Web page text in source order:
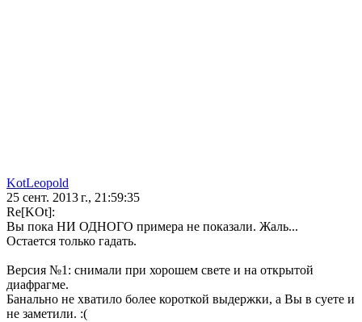
KotLeopold
25 сент. 2013 г., 21:59:35
Re[KOt]:
Вы пока НИ ОДНОГО примера не показали. Жаль...
Остается только гадать.
Версия №1: снимали при хорошем свете и на открытой
диафрагме.
Банально не хватило более короткой выдержки, а Вы в суете и
не заметили. :(